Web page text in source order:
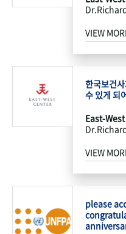
VIEW
한국보건
수 있게 되
East-
VIEW
please